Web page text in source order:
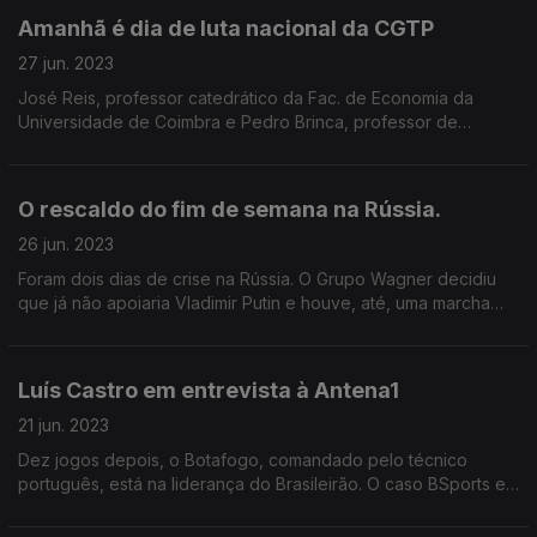
Amanhã é dia de luta nacional da CGTP
27 jun. 2023
José Reis, professor catedrático da Fac. de Economia da
Universidade de Coimbra e Pedro Brinca, professor de
O rescaldo do fim de semana na Rússia.
26 jun. 2023
Foram dois dias de crise na Rússia. O Grupo Wagner decidiu
que já não apoiaria Vladimir Putin e houve, até, uma marcha
Luís Castro em entrevista à Antena1
21 jun. 2023
Dez jogos depois, o Botafogo, comandado pelo técnico
português, está na liderança do Brasileirão. O caso BSports e